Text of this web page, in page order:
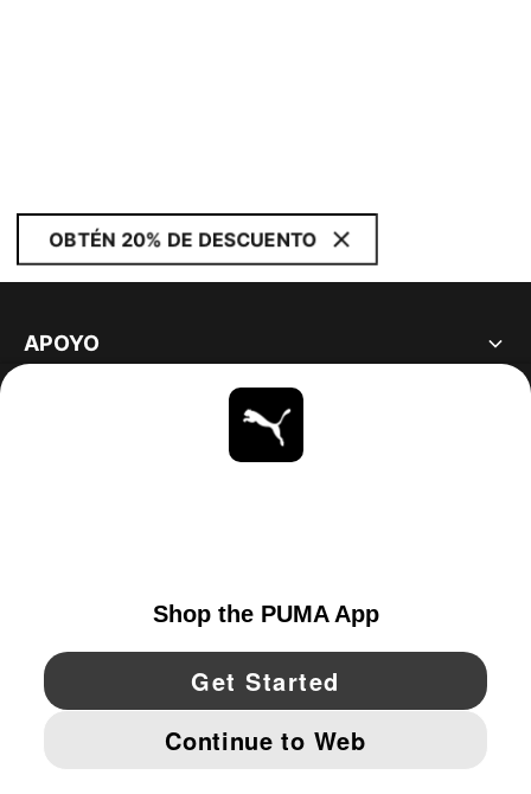
OBTÉN 20% DE DESCUENTO
APOYO
YouTube Twitter Pinterest
IMPRINT AND LEGAL DATA